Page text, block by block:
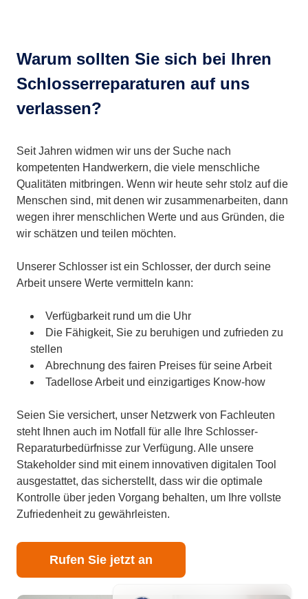
Warum sollten Sie sich bei Ihren
Schlosserreparaturen auf uns
verlassen?
Seit Jahren widmen wir uns der Suche nach
kompetenten Handwerkern, die viele menschliche
Qualitäten mitbringen. Wenn wir heute sehr stolz auf die
Menschen sind, mit denen wir zusammenarbeiten, dann
wegen ihrer menschlichen Werte und aus Gründen, die
wir schätzen und teilen möchten.
Unserer Schlosser ist ein Schlosser, der durch seine
Arbeit unsere Werte vermitteln kann:
Verfügbarkeit rund um die Uhr
Die Fähigkeit, Sie zu beruhigen und zufrieden zu
stellen
Abrechnung des fairen Preises für seine Arbeit
Tadellose Arbeit und einzigartiges Know-how
Seien Sie versichert, unser Netzwerk von Fachleuten
steht Ihnen auch im Notfall für alle Ihre Schlosser-
Reparaturbedürfnisse zur Verfügung. Alle unsere
Stakeholder sind mit einem innovativen digitalen Tool
ausgestattet, das sicherstellt, dass wir die optimale
Kontrolle über jeden Vorgang behalten, um Ihre vollste
Zufriedenheit zu gewährleisten.
Rufen Sie jetzt an